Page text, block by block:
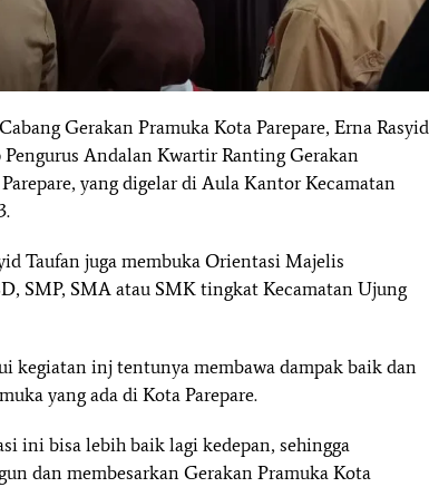
Gerakan Pramuka Kota Parepare, Erna Rasyid
Andalan Kwartir Ranting Gerakan
yang digelar di Aula Kantor Kecamatan
Taufan juga membuka Orientasi Majelis
SMP, SMA atau SMK tingkat Kecamatan Ujung
kegiatan inj tentunya membawa dampak baik dan
yang ada di Kota Parepare.
ini bisa lebih baik lagi kedepan, sehingga
dan membesarkan Gerakan Pramuka Kota